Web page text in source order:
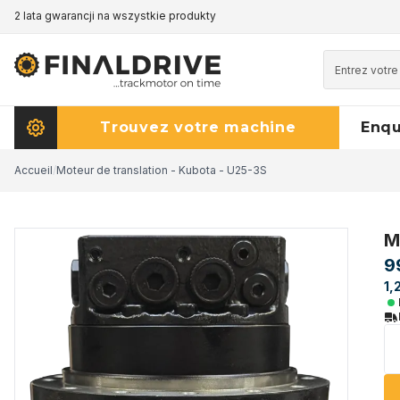
2 lata gwarancji na wszystkie produkty
Trouvez votre machine
Accueil/Moteur de translation - Kubota - U25-3S